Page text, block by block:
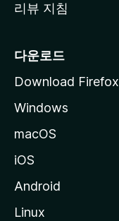
리뷰 지침
다운로드
Download Firefox
Windows
macOS
iOS
Android
Linux